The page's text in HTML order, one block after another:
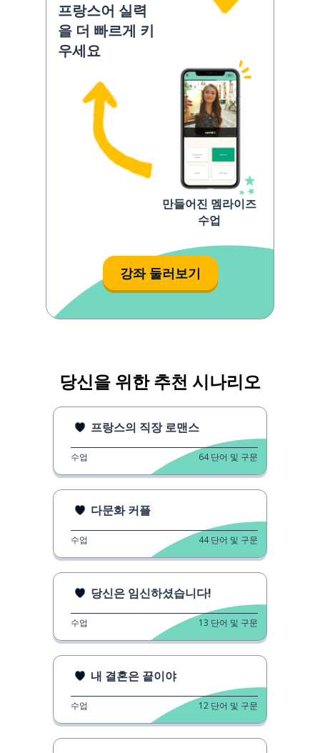
프랑스어 실력
을 더 빠르게 키
우세요
만들어진 멤라이즈
수업
강좌 둘러보기
당신을 위한 추천 시나리오
프랑스의 직장 로맨스
수업 64 단어 및 구문
다문화 커플
수업 44 단어 및 구문
당신은 임신하셨습니다!
수업 13 단어 및 구문
내 결혼은 끝이야
수업 12 단어 및 구문